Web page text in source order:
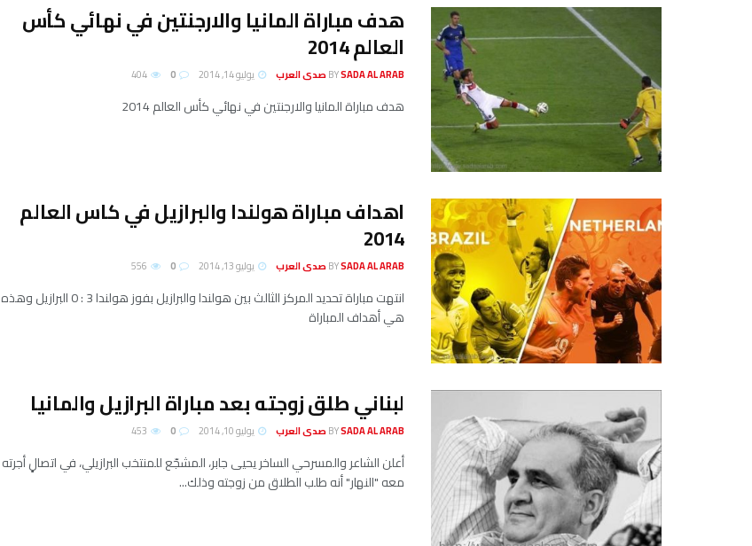
هدف مباراة المانيا والارجنتين في نهائي كأس
العالم 2014
BYSADA AL ARAB صدى العرب يوليو 14, 2014
هدف مباراة المانيا والارجنتين في نهائي كأس العالم 2014
اهداف مباراة هولندا والبرازيل في كاس العالم
2014
BYSADA AL ARAB صدى العرب يوليو 13, 2014
انتهت مباراة تحديد المركز الثالث بين هولندا والبرازيل بفوز هولندا 3 : 0 البرازيل وهذه
هي أهداف المباراة
لبناني طلق زوجته بعد مباراة البرازيل والمانيا
BYSADA AL ARAB صدى العرب يوليو 10, 2014
أعلن الشاعر والمسرحي الساخر يحيى جابر، المشجّع للمنتخب البرازيلي، في اتصالٍ أجرته
معه "النهار" أنه طلب الطلاق من زوجته وذلك...